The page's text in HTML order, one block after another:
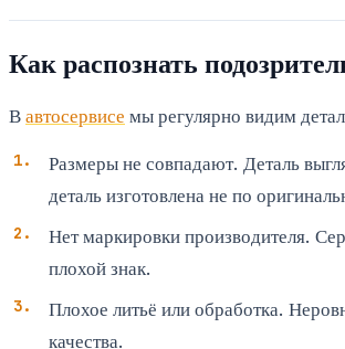
Как распознать
Вавтосервисе мы регулярно видим
Размеры не совпадают. Деталь
деталь изготовлена не по
Нет маркировки производителя.
плохой знак.
Плохое литьё или обработка.
качества.